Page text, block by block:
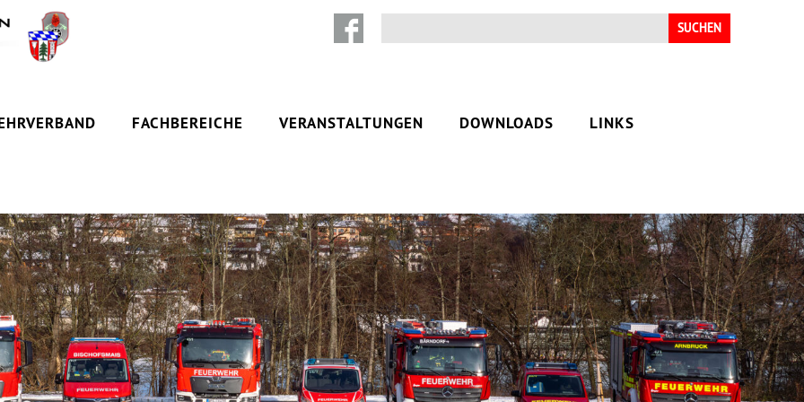
Suchen
nach:
FACHBEREICHE VERANSTALTUNGEN DOWNLOADS LINKS